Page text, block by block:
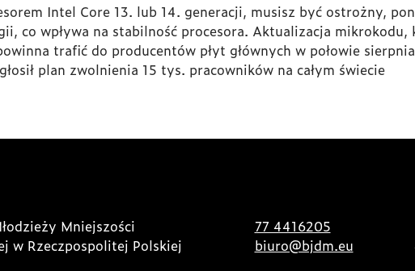
Intel Core 13. lub 14. generacji, musisz być ostrożny,
co wpływa na stabilność procesora. Aktualizacja
trafić do producentów płyt głównych w połowie
plan zwolnienia 15 tys. pracowników na całym świecie
Mniejszości
w Rzeczpospolitej Polskiej
77 4416205
biuro@bjdm.eu